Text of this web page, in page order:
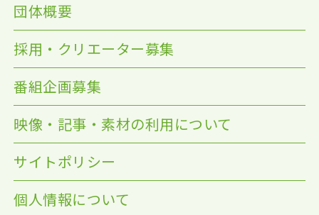
団体概要
採用・クリエーター募集
番組企画募集
映像・記事・素材の利用について
サイトポリシー
個人情報について